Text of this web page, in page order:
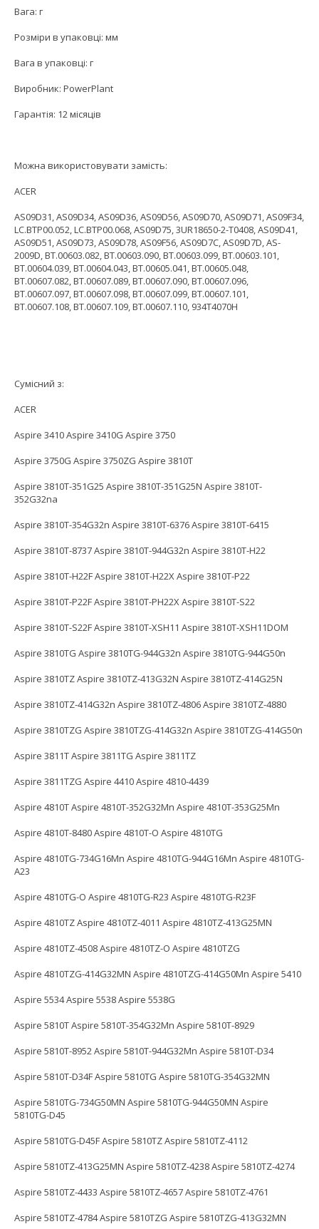
Вага: г
Розміри в упаковці: мм
Вага в упаковці: г
Виробник: PowerPlant
Гарантія: 12 місяців
Можна використовувати замість:
ACER
AS09D31, AS09D34, AS09D36, AS09D56, AS09D70, AS09D71, AS09F34,
LC.BTP00.052, LC.BTP00.068, AS09D75, 3UR18650-2-T0408, AS09D41,
AS09D51, AS09D73, AS09D78, AS09F56, AS09D7C, AS09D7D, AS-
2009D, BT.00603.082, BT.00603.090, BT.00603.099, BT.00603.101,
BT.00604.039, BT.00604.043, BT.00605.041, BT.00605.048,
BT.00607.082, BT.00607.089, BT.00607.090, BT.00607.096,
BT.00607.097, BT.00607.098, BT.00607.099, BT.00607.101,
BT.00607.108, BT.00607.109, BT.00607.110, 934T4070H
Сумісний з:
ACER
Aspire 3410 Aspire 3410G Aspire 3750
Aspire 3750G Aspire 3750ZG Aspire 3810T
Aspire 3810T-351G25 Aspire 3810T-351G25N Aspire 3810T-
352G32na
Aspire 3810T-354G32n Aspire 3810T-6376 Aspire 3810T-6415
Aspire 3810T-8737 Aspire 3810T-944G32n Aspire 3810T-H22
Aspire 3810T-H22F Aspire 3810T-H22X Aspire 3810T-P22
Aspire 3810T-P22F Aspire 3810T-PH22X Aspire 3810T-S22
Aspire 3810T-S22F Aspire 3810T-XSH11 Aspire 3810T-XSH11DOM
Aspire 3810TG Aspire 3810TG-944G32n Aspire 3810TG-944G50n
Aspire 3810TZ Aspire 3810TZ-413G32N Aspire 3810TZ-414G25N
Aspire 3810TZ-414G32n Aspire 3810TZ-4806 Aspire 3810TZ-4880
Aspire 3810TZG Aspire 3810TZG-414G32n Aspire 3810TZG-414G50n
Aspire 3811T Aspire 3811TG Aspire 3811TZ
Aspire 3811TZG Aspire 4410 Aspire 4810-4439
Aspire 4810T Aspire 4810T-352G32Mn Aspire 4810T-353G25Mn
Aspire 4810T-8480 Aspire 4810T-O Aspire 4810TG
Aspire 4810TG-734G16Mn Aspire 4810TG-944G16Mn Aspire 4810TG-
A23
Aspire 4810TG-O Aspire 4810TG-R23 Aspire 4810TG-R23F
Aspire 4810TZ Aspire 4810TZ-4011 Aspire 4810TZ-413G25MN
Aspire 4810TZ-4508 Aspire 4810TZ-O Aspire 4810TZG
Aspire 4810TZG-414G32MN Aspire 4810TZG-414G50Mn Aspire 5410
Aspire 5534 Aspire 5538 Aspire 5538G
Aspire 5810T Aspire 5810T-354G32Mn Aspire 5810T-8929
Aspire 5810T-8952 Aspire 5810T-944G32Mn Aspire 5810T-D34
Aspire 5810T-D34F Aspire 5810TG Aspire 5810TG-354G32MN
Aspire 5810TG-734G50MN Aspire 5810TG-944G50MN Aspire
5810TG-D45
Aspire 5810TG-D45F Aspire 5810TZ Aspire 5810TZ-4112
Aspire 5810TZ-413G25MN Aspire 5810TZ-4238 Aspire 5810TZ-4274
Aspire 5810TZ-4433 Aspire 5810TZ-4657 Aspire 5810TZ-4761
Aspire 5810TZ-4784 Aspire 5810TZG Aspire 5810TZG-413G32MN